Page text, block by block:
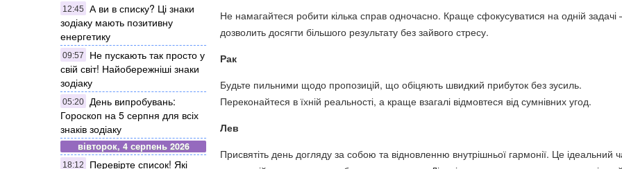
12:45
А ви в списку? Ці знаки
зодіаку мають позитивну
енергетику
09:57
Не пускають так просто у
свій світ! Найобережніші знаки
зодіаку
05:20
День випробувань:
Гороскоп на 5 серпня для всіх
знаків зодіаку
вівторок, 4 серпень 2026
18:12
Перевірте список! Які
Не намагайтеся робити кілька справ одночасно. Краще сфокусуватися на одній задачі
дозволить досягти більшого результату без зайвого стресу.
Рак
Будьте пильними щодо пропозицій, що обіцяють швидкий прибуток без зусиль.
Переконайтеся в їхній реальності, а краще взагалі відмовтеся від сумнівних угод.
Лев
Присвятіть день догляду за собою та відновленню внутрішньої гармонії. Це ідеальний